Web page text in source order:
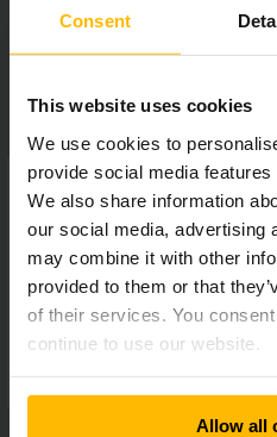
Consent
This website uses cookies
We use cookies to
provide social media
We also share information
our social media, advertising
may combine it with other
provided to them or that
of their services. You
continue to use our website.
Allow all